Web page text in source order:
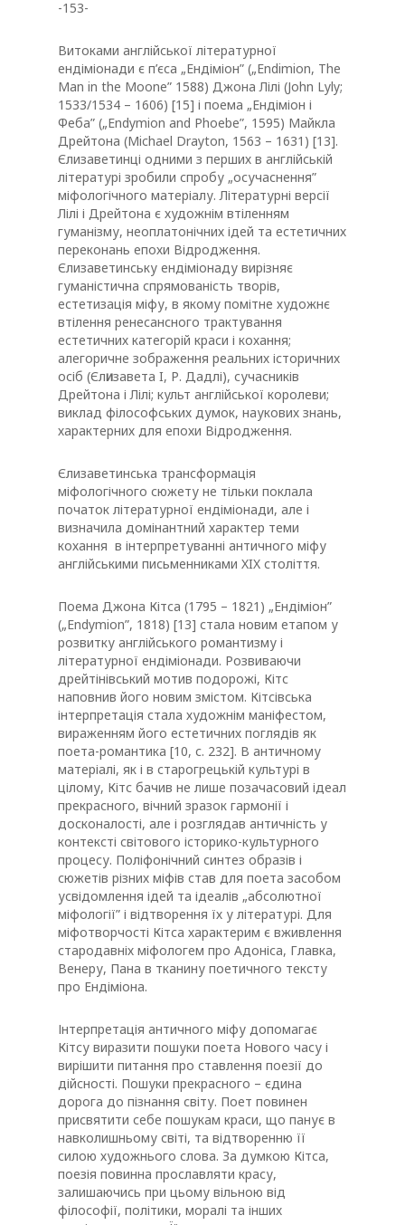
-153-
Витоками англійської літературної
ендіміонади є п’єса „Ендіміон” („Endimion, The
Man in the Moone” 1588) Джона Лілі (John Lyly;
1533/1534 – 1606) [15] і поема „Ендіміон і
Феба” („Endymion and Phoebe”, 1595) Майкла
Дрейтона (Michael Drayton, 1563 – 1631) [13].
Єлизаветинці одними з перших в англійській
літературі зробили спробу „осучаснення”
міфологічного матеріалу. Літературні версії
Лілі і Дрейтона є художнім втіленням
гуманізму, неоплатонічних ідей та естетичних
переконань епохи Відродження.
Єлизаветинську ендіміонаду вирізняє
гуманістична спрямованість творів,
естетизація міфу, в якому помітне художнє
втілення ренесансного трактування
естетичних категорій краси і кохання;
алегоричне зображення реальних історичних
осіб (Єлизавета I, Р. Дадлі), сучасників
Дрейтона і Лілі; культ англійської королеви;
виклад філософських думок, наукових знань,
характерних для епохи Відродження.
Єлизаветинська трансформація
міфологічного сюжету не тільки поклала
початок літературної ендіміонади, але і
визначила домінантний характер теми
кохання в інтерпретуванні античного міфу
англійськими письменниками XIX століття.
Поема Джона Кітса (1795 – 1821) „Ендіміон”
(„Endymion”, 1818) [13] стала новим етапом у
розвитку англійського романтизму і
літературної ендіміонади. Розвиваючи
дрейтінівський мотив подорожі, Кітс
наповнив його новим змістом. Кітсівська
інтерпретація стала художнім маніфестом,
вираженням його естетичних поглядів як
поета-романтика [10, с. 232]. В античному
матеріалі, як і в старогрецькій культурі в
цілому, Кітс бачив не лише позачасовий ідеал
прекрасного, вічний зразок гармонії і
досконалості, але і розглядав античність у
контексті світового історико-культурного
процесу. Поліфонічний синтез образів і
сюжетів різних міфів став для поета засобом
усвідомлення ідей та ідеалів „абсолютної
міфології” і відтворення їх у літературі. Для
міфотворчості Кітса характерим є вживлення
стародавніх міфологем про Адоніса, Главка,
Венеру, Пана в тканину поетичного тексту
про Ендіміона.
Інтерпретація античного міфу допомагає
Кітсу виразити пошуки поета Нового часу і
вирішити питання про ставлення поезії до
дійсності. Пошуки прекрасного – єдина
дорога до пізнання світу. Поет повинен
присвятити себе пошукам краси, що панує в
навколишньому світі, та відтворенню її
силою художнього слова. За думкою Кітса,
поезія повинна прославляти красу,
залишаючись при цьому вільною від
філософії, політики, моралі та інших